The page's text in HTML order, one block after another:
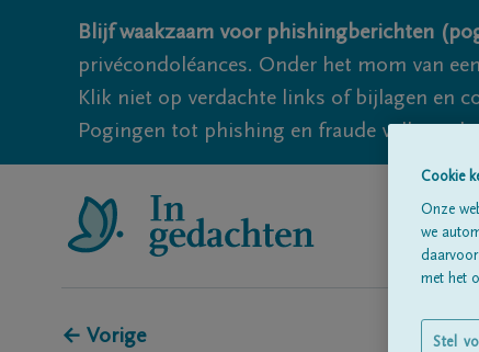
Blijf waakzaam voor phishingberichten
privécondoléances. Onder het mom van
Klik niet op verdachte links of bijlagen en
Pogingen tot phishing en fraude vallen
← Vorige
Cookie
Onze
we
met het
Stel